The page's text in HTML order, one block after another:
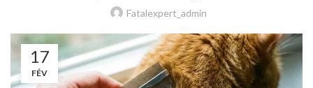
Fatalexpert_admin
17
FÉV